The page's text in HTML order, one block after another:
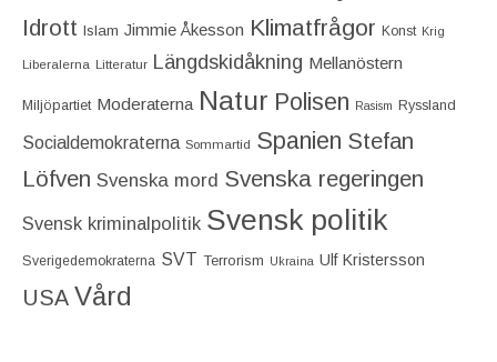
Idrott Islam Jimmie Åkesson Klimatfrågor Konst Krig
Liberalerna Litteratur Längdskidåkning Mellanöstern
Miljöpartiet Moderaterna Natur Polisen Rasism Ryssland
Socialdemokraterna Sommartid Spanien Stefan
Löfven Svenska mord Svenska regeringen
Svensk kriminalpolitik Svensk politik
Sverigedemokraterna SVT Terrorism Ukraina Ulf Kristersson
USA Vård